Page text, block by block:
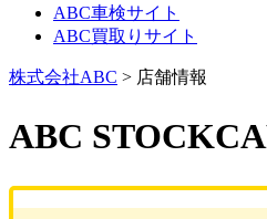
ABC車検サイト
ABC買取りサイト
株式会社ABC > 店舗情報
ABC